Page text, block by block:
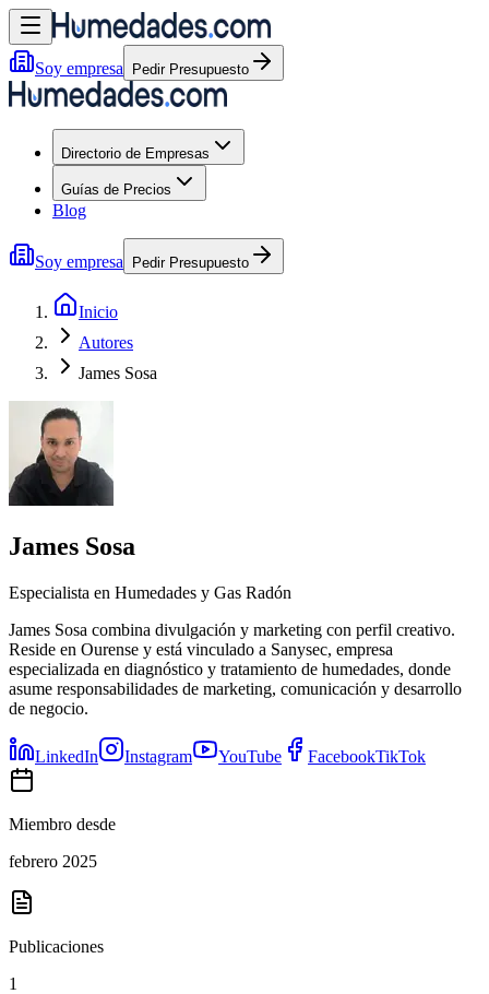
Soy empresa Pedir Presupuesto
Directorio de Empresas
Guías de Precios
Blog
Soy empresa Pedir Presupuesto
Inicio
Autores
James Sosa
James Sosa
Especialista en Humedades y Gas Radón
James Sosa combina divulgación y marketing con perfil creativo.
Reside en Ourense y está vinculado a Sanysec, empresa
especializada en diagnóstico y tratamiento de humedades, donde
asume responsabilidades de marketing, comunicación y desarrollo
de negocio.
LinkedIn Instagram YouTube FacebookTikTok
Miembro desde
febrero 2025
Publicaciones
1